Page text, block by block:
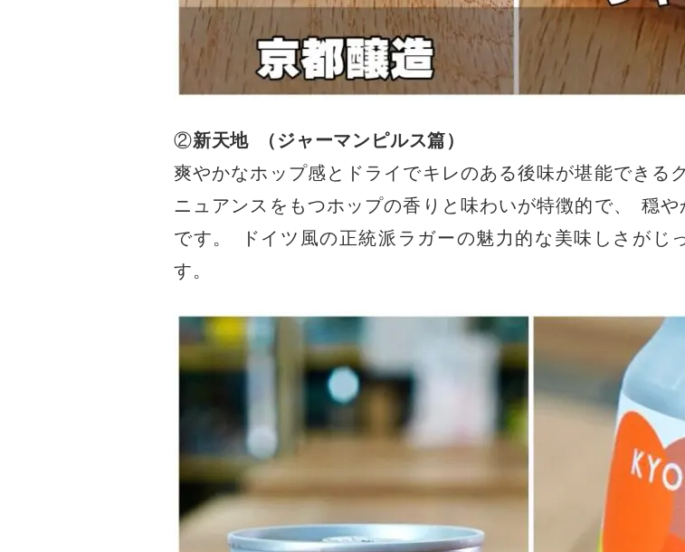
②新天地 （ ジャーマンピルス篇）
爽やかなホップ感とドライでキレのある後味が堪能できる
ニュアンスをもつホップの香りと味わいが特徴的で、
穏や
です。
ドイツ風の正統派ラガーの魅力的な美味しさが
す。